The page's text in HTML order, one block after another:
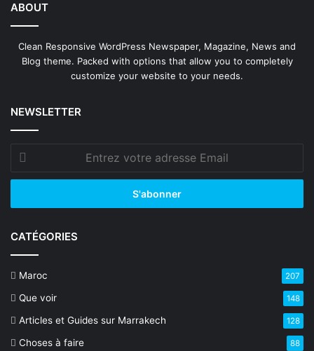
ABOUT
Clean Responsive WordPress Newspaper, Magazine, News and
Blog theme. Packed with options that allow you to completely
customize your website to your needs.
NEWSLETTER
Entrez
votre
adresse
CATÉGORIES
Maroc 207
Que voir 148
Articles et Guides sur Marrakech 128
Choses à faire 88